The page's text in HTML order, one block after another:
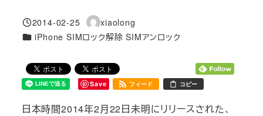
投稿日
2014-02-25
著
者
xiaolong
カテゴリー
iPhone SIMロック解除 SIMアンロック
Save フィード コピー
日本時間2014年2月22日未明にリリースされた、